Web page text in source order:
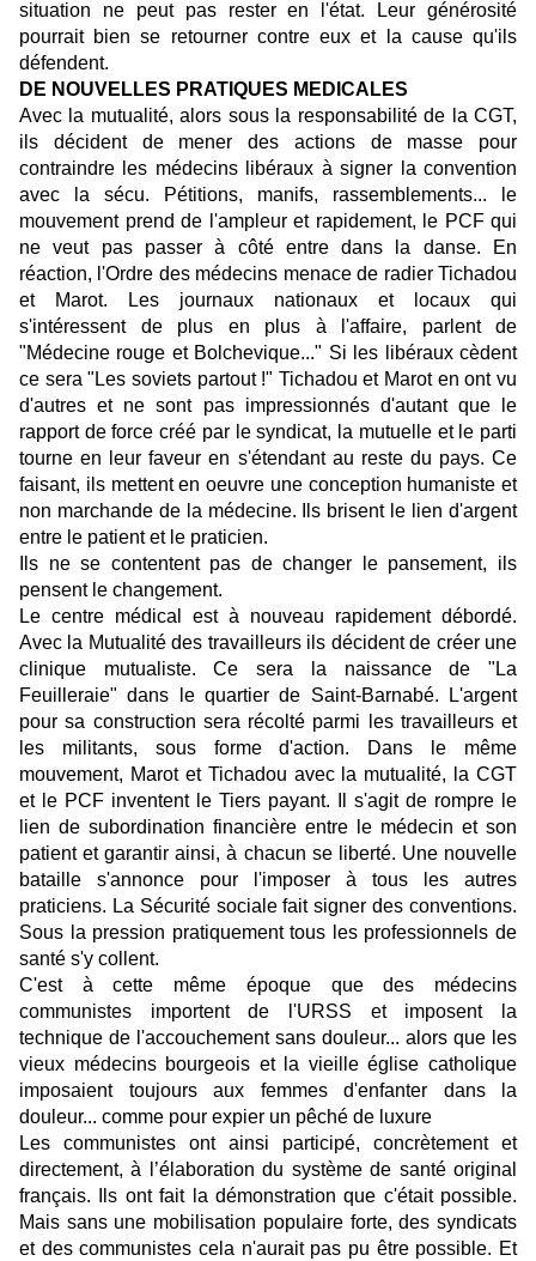
situation ne peut pas rester en l'état. Leur générosité
pourrait bien se retourner contre eux et la cause qu'ils
défendent.
DE NOUVELLES PRATIQUES MEDICALES
Avec la mutualité, alors sous la responsabilité de la CGT,
ils décident de mener des actions de masse pour
contraindre les médecins libéraux à signer la convention
avec la sécu. Pétitions, manifs, rassemblements... le
mouvement prend de l'ampleur et rapidement, le PCF qui
ne veut pas passer à côté entre dans la danse. En
réaction, l'Ordre des médecins menace de radier Tichadou
et Marot. Les journaux nationaux et locaux qui
s'intéressent de plus en plus à l'affaire, parlent de
"Médecine rouge et Bolchevique..." Si les libéraux cèdent
ce sera "Les soviets partout !" Tichadou et Marot en ont vu
d'autres et ne sont pas impressionnés d'autant que le
rapport de force créé par le syndicat, la mutuelle et le parti
tourne en leur faveur en s'étendant au reste du pays. Ce
faisant, ils mettent en oeuvre une conception humaniste et
non marchande de la médecine. Ils brisent le lien d'argent
entre le patient et le praticien.
Ils ne se contentent pas de changer le pansement, ils
pensent le changement.
Le centre médical est à nouveau rapidement débordé.
Avec la Mutualité des travailleurs ils décident de créer une
clinique mutualiste. Ce sera la naissance de "La
Feuilleraie" dans le quartier de Saint-Barnabé. L'argent
pour sa construction sera récolté parmi les travailleurs et
les militants, sous forme d'action. Dans le même
mouvement, Marot et Tichadou avec la mutualité, la CGT
et le PCF inventent le Tiers payant. Il s'agit de rompre le
lien de subordination financière entre le médecin et son
patient et garantir ainsi, à chacun se liberté. Une nouvelle
bataille s'annonce pour l'imposer à tous les autres
praticiens. La Sécurité sociale fait signer des conventions.
Sous la pression pratiquement tous les professionnels de
santé s'y collent.
C'est à cette même époque que des médecins
communistes importent de l'URSS et imposent la
technique de l'accouchement sans douleur... alors que les
vieux médecins bourgeois et la vieille église catholique
imposaient toujours aux femmes d'enfanter dans la
douleur... comme pour expier un pêché de luxure
Les communistes ont ainsi participé, concrètement et
directement, à l’élaboration du système de santé original
français. Ils ont fait la démonstration que c'était possible.
Mais sans une mobilisation populaire forte, des syndicats
et des communistes cela n'aurait pas pu être possible. Et